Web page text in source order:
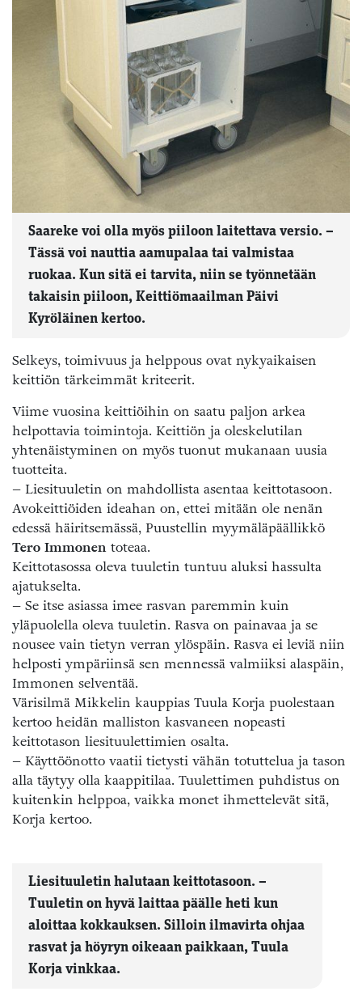
Saareke voi olla myös piiloon laitettava versio. –
Tässä voi nauttia aamupalaa tai valmistaa
ruokaa. Kun sitä ei tarvita, niin se työnnetään
takaisin piiloon, Keittiömaailman Päivi
Kyröläinen kertoo.
Selkeys, toimivuus ja helppous ovat nykyaikaisen
keittiön tärkeimmät kriteerit.
Viime vuosina keittiöihin on saatu paljon arkea
helpottavia toimintoja. Keittiön ja oleskelutilan
yhtenäistyminen on myös tuonut mukanaan uusia
tuotteita.
– Liesituuletin on mahdollista asentaa keittotasoon.
Avokeittiöiden ideahan on, ettei mitään ole nenän
edessä häiritsemässä, Puustellin myymäläpäällikkö
Tero Immonen toteaa.
Keittotasossa oleva tuuletin tuntuu aluksi hassulta
ajatukselta.
– Se itse asiassa imee rasvan paremmin kuin
yläpuolella oleva tuuletin. Rasva on painavaa ja se
nousee vain tietyn verran ylöspäin. Rasva ei leviä niin
helposti ympäriinsä sen mennessä valmiiksi alaspäin,
Immonen selventää.
Värisilmä Mikkelin kauppias Tuula Korja puolestaan
kertoo heidän malliston kasvaneen nopeasti
keittotason liesituulettimien osalta.
– Käyttöönotto vaatii tietysti vähän totuttelua ja tason
alla täytyy olla kaappitilaa. Tuulettimen puhdistus on
kuitenkin helppoa, vaikka monet ihmettelevät sitä,
Korja kertoo.
Liesituuletin halutaan keittotasoon. –
Tuuletin on hyvä laittaa päälle heti kun
aloittaa kokkauksen. Silloin ilmavirta ohjaa
rasvat ja höyryn oikeaan paikkaan, Tuula
Korja vinkkaa.